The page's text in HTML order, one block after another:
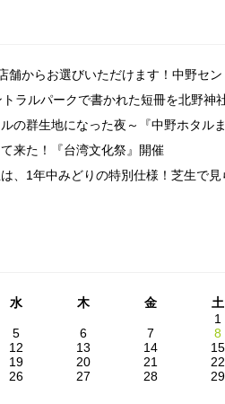
舗からお選びいただけます！中野セ
ラルパークで書かれた短冊を北野神
の群生地になった夜～『中野ホタル
来た！『台湾文化祭』開催
、1年中みどりの特別仕様！芝生で
水 木 金
土
1
5 6 7
8
12 13 14
15
19 20 21
22
26 27 28
29